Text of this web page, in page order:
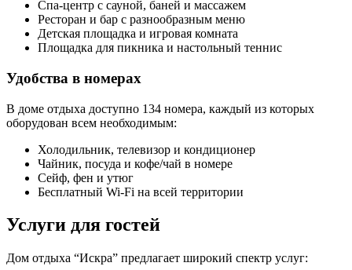
Спа-центр с сауной, баней и массажем
Ресторан и бар с разнообразным меню
Детская площадка и игровая комната
Площадка для пикника и настольный теннис
Удобства в номерах
В доме отдыха доступно 134 номера, каждый из которых
оборудован всем необходимым:
Холодильник, телевизор и кондиционер
Чайник, посуда и кофе/чай в номере
Сейф, фен и утюг
Бесплатный Wi-Fi на всей территории
Услуги для гостей
Дом отдыха “Искра” предлагает широкий спектр услуг: